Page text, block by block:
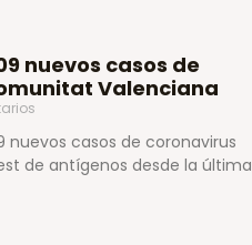
nuevos casos de
Valenciana
nuevos casos de coronavirus
de antígenos desde la última